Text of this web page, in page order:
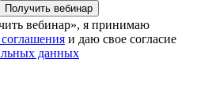
Получить вебинар
вебинар», я принимаю
и даю свое согласие
данных